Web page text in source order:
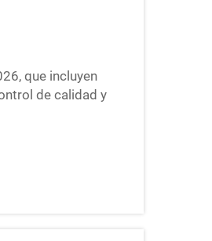
que incluyen
de calidad y